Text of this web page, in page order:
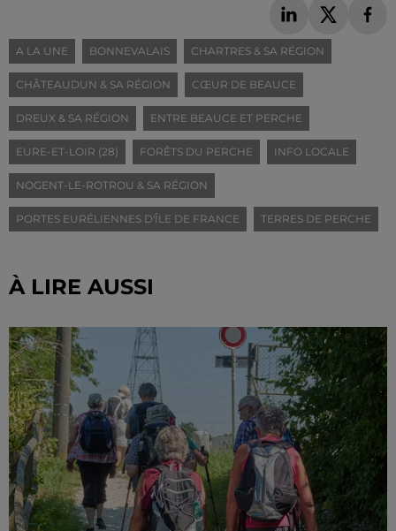
A LA UNE BONNEVALAIS CHARTRES & SA RÉGION
CHÂTEAUDUN & SA RÉGION CŒUR DE BEAUCE
DREUX & SA RÉGION ENTRE BEAUCE ET PERCHE
EURE-ET-LOIR (28) FORÊTS DU PERCHE INFO LOCALE
NOGENT-LE-ROTROU & SA RÉGION
PORTES EURÉLIENNES D'ÎLE DE FRANCE TERRES DE PERCHE
À LIRE AUSSI